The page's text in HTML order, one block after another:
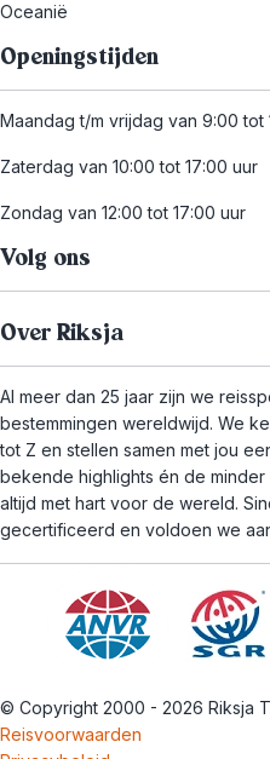
Oceanië
Openingstijden
Maandag t/m vrijdag van 9:00 tot
Zaterdag van 10:00 tot 17:00 uur
Zondag van 12:00 tot 17:00 uur
Volg ons
Over Riksja
Al meer dan 25 jaar zijn we
bestemmingen wereldwijd. We
tot Z en stellen samen met jou
bekende highlights én de
altijd met hart voor de wereld.
gecertificeerd en voldoen we
© Copyright 2000 - 2026 Riksja
Reisvoorwaarden